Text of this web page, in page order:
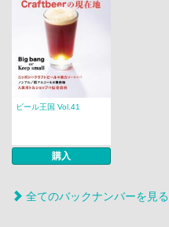
ビール王国 Vol.41
購入
全てのバックナンバーを見る